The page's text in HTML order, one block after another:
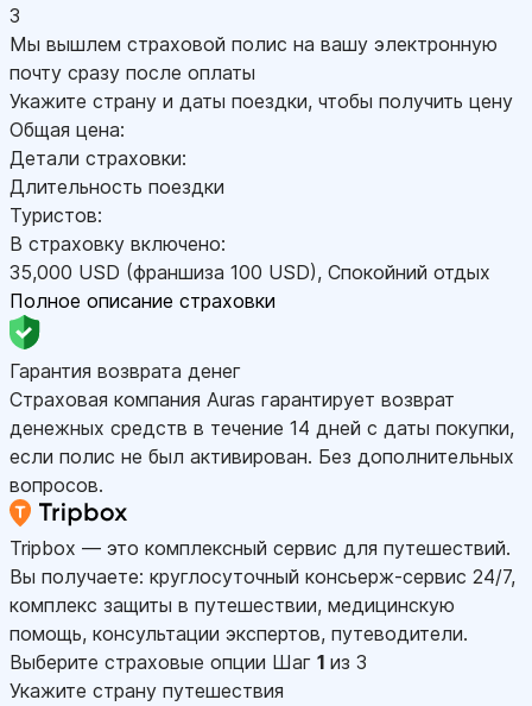
3
Мы вышлем страховой полис на вашу электронную
почту сразу после оплаты
Укажите страну и даты поездки, чтобы получить цену
Общая цена:
Детали страховки:
Длительность поездки
Туристов:
В страховку включено:
35,000 USD (франшиза 100 USD), Спокойний отдых
Полное описание страховки
Гарантия возврата денег
Страховая компания Auras гарантирует возврат
денежных средств в течение 14 дней с даты покупки,
если полис не был активирован. Без дополнительных
вопросов.
Tripbox — это комплексный сервис для путешествий.
Вы получаете: круглосуточный консьерж-сервис 24/7,
комплекс защиты в путешествии, медицинскую
помощь, консультации экспертов, путеводители.
Выберите страховые опции Шаг 1 из 3
Укажите страну путешествия